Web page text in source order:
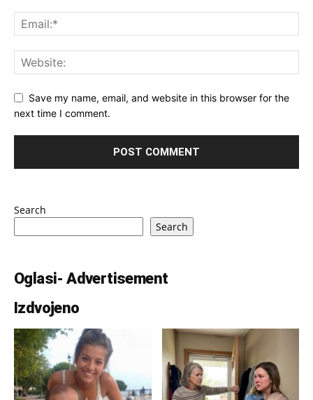
Save my name, email, and website in this browser for the
next time I comment.
Search
Search
Oglasi- Advertisement
Izdvojeno